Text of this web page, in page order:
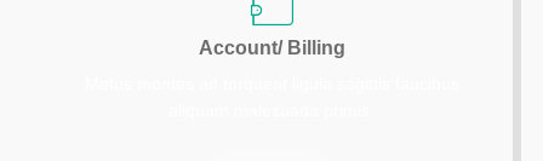
Account/ Billing